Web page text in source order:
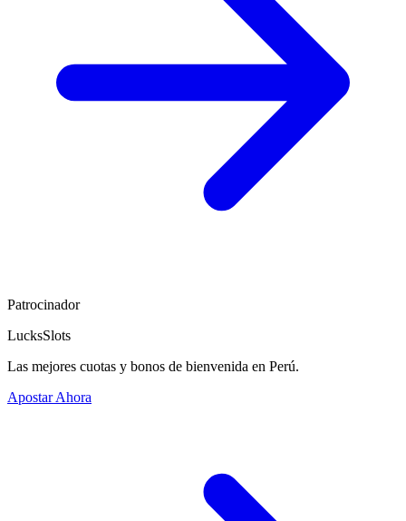
Patrocinador
LucksSlots
Las mejores cuotas y bonos de bienvenida en Perú.
Apostar Ahora